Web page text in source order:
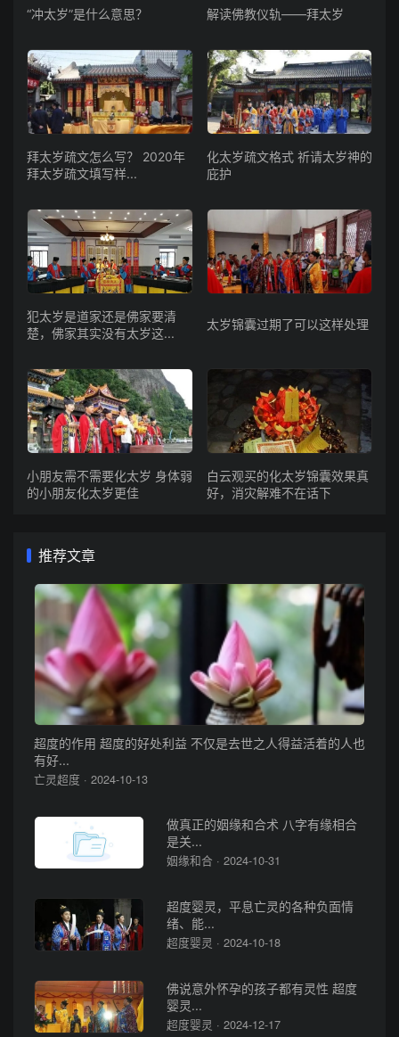
“冲太岁”是什么意思？ 解读佛教仪轨——拜太岁
拜太岁疏文怎么写？ 2020年
拜太岁疏文填写样...
化太岁疏文格式 祈请太岁神的
庇护
犯太岁是道家还是佛家要清
楚，佛家其实没有太岁这...
太岁锦囊过期了可以这样处理
小朋友需不需要化太岁 身体弱
的小朋友化太岁更佳
白云观买的化太岁锦囊效果真
好，消灾解难不在话下
推荐文章
超度的作用 超度的好处利益 不仅是去世之人得益活着的人也
有好...
亡灵超度 · 2024-10-13
做真正的姻缘和合术 八字有缘相合
是关...
姻缘和合 · 2024-10-31
超度婴灵，平息亡灵的各种负面情
绪、能...
超度婴灵 · 2024-10-18
佛说意外怀孕的孩子都有灵性 超度
婴灵...
超度婴灵 · 2024-12-17